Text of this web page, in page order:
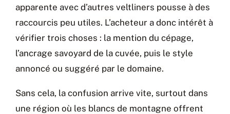
apparente avec d’autres veltliners pousse à des
raccourcis peu utiles. L’acheteur a donc intérêt à
vérifier trois choses : la mention du cépage,
l’ancrage savoyard de la cuvée, puis le style
annoncé ou suggéré par le domaine.
Sans cela, la confusion arrive vite, surtout dans
une région où les blancs de montagne offrent